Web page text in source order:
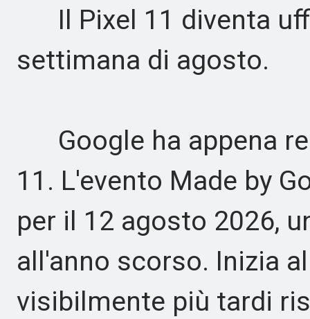
Il Pixel 11 diventa
settimana di agosto.
Google ha appena
11. L'evento Made by
per il 12 agosto 2026,
all'anno scorso. Inizia
visibilmente più tardi